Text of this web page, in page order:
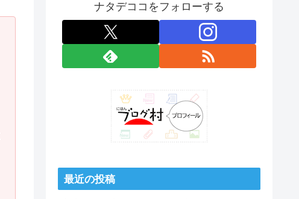
ナタデココをフォローする
最近の投稿